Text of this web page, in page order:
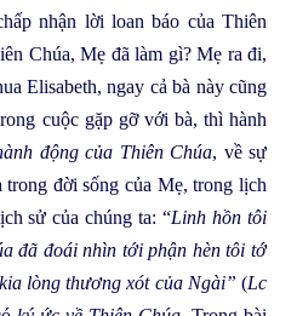
nhận lời loan báo của Thiên
Chúa, Mẹ đã làm gì? Mẹ ra đi,
Elisabeth, ngay cả bà này cũng
cuộc gặp gỡ với bà, thì hành
động của Thiên Chúa, về sự
trong đời sống của Mẹ, trong lịch
sử của chúng ta: “Linh hồn tôi
đã đoái nhìn tới phận hèn tôi tớ
lòng thương xót của Ngài” (Lc